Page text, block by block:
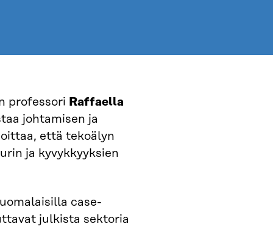
professori Raffaella
johtamisen ja
että tekoälyn
ja kyvykkyyksien
case-
julkista sektoria